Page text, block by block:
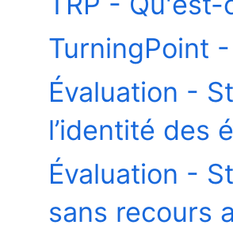
TurningPoint
Évaluation -
l’identité des
Évaluation -
sans recours